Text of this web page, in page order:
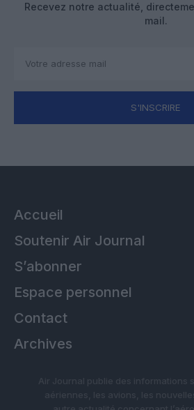
Recevez notre actualité,
mail.
S'INSCRIRE
Accueil
Soutenir Air Journal
S’abonner
Espace personnel
Contact
Archives